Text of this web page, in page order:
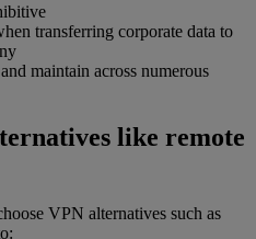
transferring corporate data to
maintain across numerous
like remote
VPN alternatives such as